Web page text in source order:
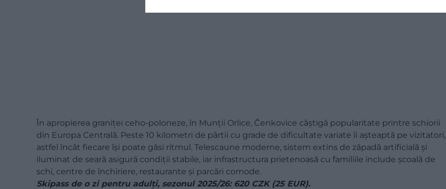
În apropierea graniței ceho-poloneze, în Munții Orlice, Čenkovice câștigă popularitate printre schiorii
din Europa Centrală. Peste 10 kilometri de pârtii cu grade de dificultate variate îi așteaptă pe vizitatori,
astfel încât fiecare își poate găsi ritmul. Telescaune moderne, sistem extins de zăpadă artificială și
iluminat de seară asigură condiții stabile, iar infrastructura prietenoasă cu familiile include școală de
schi, centre de închiriere, restaurante și parcări comode.
Skipass de o zi pentru adulți, sezonul 2025/26: 620 CZK (25 EUR).